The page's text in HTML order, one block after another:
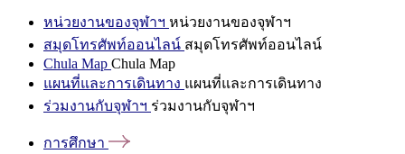
หน่วยงานของจุฬาฯ หน่วยงานของจุฬาฯ
สมุดโทรศัพท์ออนไลน์ สมุดโทรศัพท์ออนไลน์
Chula Map Chula Map
แผนที่และการเดินทาง แผนที่และการเดินทาง
ร่วมงานกับจุฬาฯ ร่วมงานกับจุฬาฯ
การศึกษา